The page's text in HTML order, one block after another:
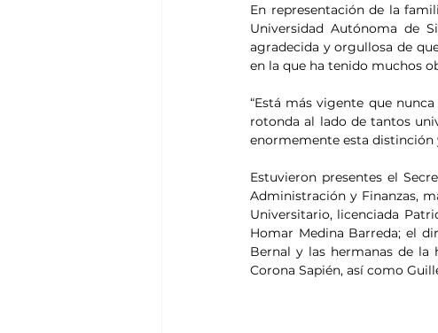
En representación de la
Universidad Autónoma de
agradecida y orgullosa de
en la que ha tenido muchos
“Está más vigente que
rotonda al lado de tantos
enormemente esta distinción
Estuvieron presentes el
Administración y Finanzas,
Universitario, licenciada
Homar Medina Barreda; el
Bernal y las hermanas de la
Corona Sapién, así como